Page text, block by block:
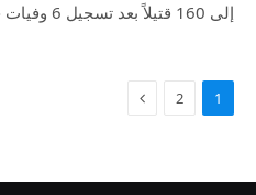
إلى 160 قتيلاً بعد تسجيل 6 وفيات جديدة خلال الـ24…
1
2